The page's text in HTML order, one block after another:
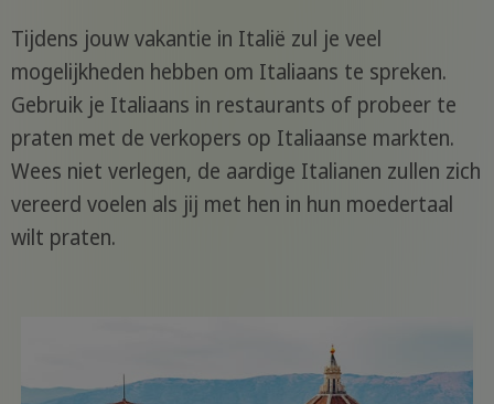
Tijdens jouw vakantie in Italië zul je veel
mogelijkheden hebben om Italiaans te spreken.
Gebruik je Italiaans in restaurants of probeer te
praten met de verkopers op Italiaanse markten.
Wees niet verlegen, de aardige Italianen zullen zich
vereerd voelen als jij met hen in hun moedertaal
wilt praten.